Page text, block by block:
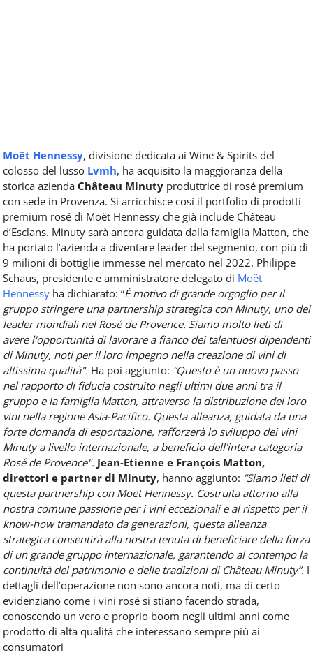
Moët Hennessy, divisione dedicata ai Wine & Spirits del
colosso del lusso Lvmh, ha acquisito la maggioranza della
storica azienda Château Minuty produttrice di rosé premium
con sede in Provenza. Si arricchisce così il portfolio di prodotti
premium rosé di Moët Hennessy che già include Château
d’Esclans. Minuty sarà ancora guidata dalla famiglia Matton, che
ha portato l’azienda a diventare leader del segmento, con più di
9 milioni di bottiglie immesse nel mercato nel 2022. Philippe
Schaus, presidente e amministratore delegato di Moët
Hennessy ha dichiarato: “È motivo di grande orgoglio per il
gruppo stringere una partnership strategica con Minuty, uno dei
leader mondiali nel Rosé de Provence. Siamo molto lieti di
avere l'opportunità di lavorare a fianco dei talentuosi dipendenti
di Minuty, noti per il loro impegno nella creazione di vini di
altissima qualità". Ha poi aggiunto: “Questo è un nuovo passo
nel rapporto di fiducia costruito negli ultimi due anni tra il
gruppo e la famiglia Matton, attraverso la distribuzione dei loro
vini nella regione Asia-Pacifico. Questa alleanza, guidata da una
forte domanda di esportazione, rafforzerà lo sviluppo dei vini
Minuty a livello internazionale, a beneficio dell'intera categoria
Rosé de Provence". Jean-Etienne e François Matton,
direttori e partner di Minuty, hanno aggiunto: “Siamo lieti di
questa partnership con Moët Hennessy. Costruita attorno alla
nostra comune passione per i vini eccezionali e al rispetto per il
know-how tramandato da generazioni, questa alleanza
strategica consentirà alla nostra tenuta di beneficiare della forza
di un grande gruppo internazionale, garantendo al contempo la
continuità del patrimonio e delle tradizioni di Château Minuty”. I
dettagli dell’operazione non sono ancora noti, ma di certo
evidenziano come i vini rosé si stiano facendo strada,
conoscendo un vero e proprio boom negli ultimi anni come
prodotto di alta qualità che interessano sempre più ai
consumatori